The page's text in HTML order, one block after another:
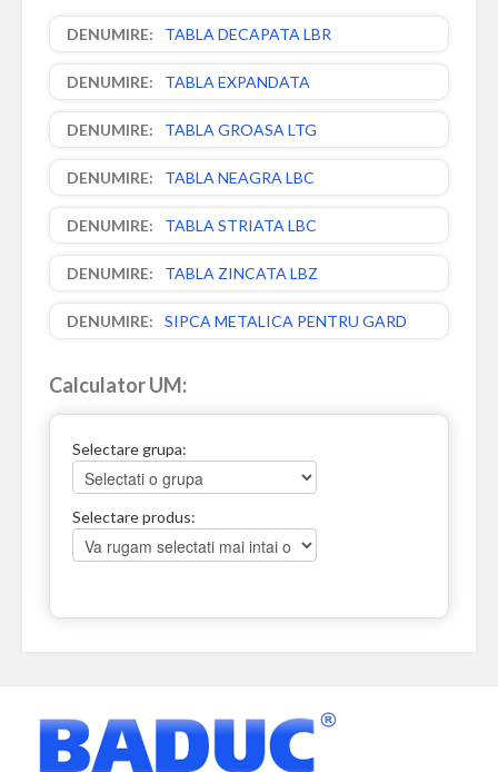
TABLA DECAPATA LBR
TABLA EXPANDATA
TABLA GROASA LTG
TABLA NEAGRA LBC
TABLA STRIATA LBC
TABLA ZINCATA LBZ
SIPCA METALICA PENTRU GARD
Calculator UM:
Selectare grupa:
Selectare produs: